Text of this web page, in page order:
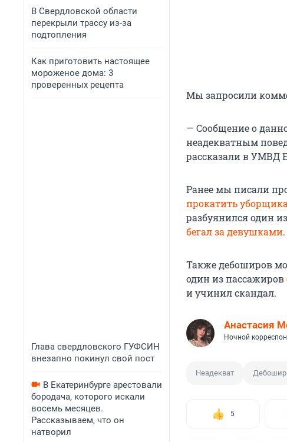
В Свердловской области
перекрыли трассу из-за
подтопления
Как приготовить настоящее
мороженое дома: 3
проверенных рецепта
Глава свердловского ГУФСИН
внезапно покинул свой пост
В Екатеринбурге арестовали
бородача, которого искали
восемь месяцев.
Рассказываем, что он
натворил
Мы запросили
— Сообщение о
неадекватным
рассказали в УМВД
Ранее мы писали
прокатить уборщика
разбуянился один
бегал за девушками
Также дебоширов
один из пассажиров
и учинил скандал.
Анастасия
Ночной
Неадекват Дебошир
5